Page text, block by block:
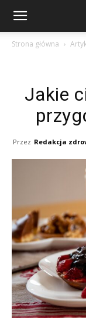
Strona główna
Jakie
Przez Redakcja